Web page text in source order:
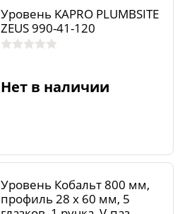
Уровень KAPRO PLUMBSITE
ZEUS 990-41-120
Нет в наличии
Уровень Кобальт 800 мм,
профиль 28 x 60 мм, 5